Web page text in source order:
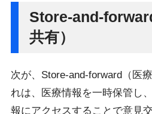
Store-and-
共有）
次が、Store-and-forward（医
れは、医療情報を一時保管し
報にアクセスすることで意見